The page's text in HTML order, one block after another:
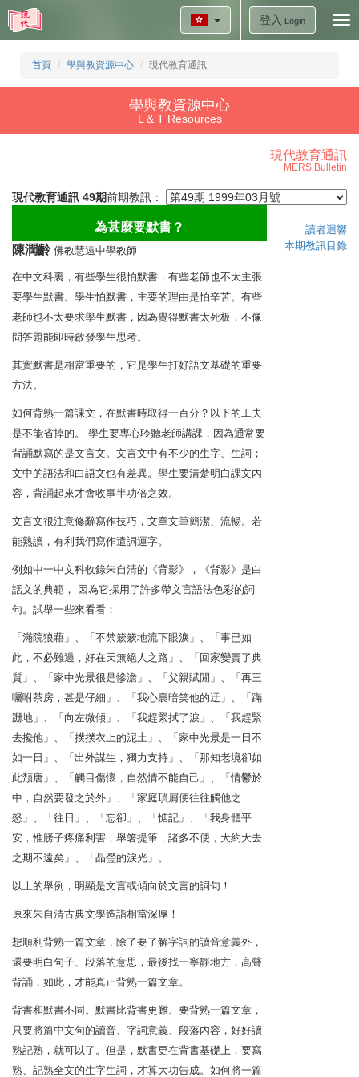
登入 Login
首頁 學與教資源中心 現代教育通訊
學與教資源中心
L & T Resources
現代教育通訊
MERS Bulletin
現代教育通訊 49期前期教訊：
為甚麼要默書？
陳潤齡 佛教慧遠中學教師
在中文科裏，有些學生很怕默書，有些老師也不太主張
要學生默書。學生怕默書，主要的理由是怕辛苦。有些
老師也不太要求學生默書，因為覺得默書太死板，不像
問答題能即時啟發學生思考。
其實默書是相當重要的，它是學生打好語文基礎的重要
方法。
如何背熟一篇課文，在默書時取得一百分？以下的工夫
是不能省掉的。 學生要專心聆聽老師講課，因為通常要
背誦默寫的是文言文。文言文中有不少的生字、生詞；
文中的語法和白語文也有差異。學生要清楚明白課文內
容，背誦起來才會收事半功倍之效。
文言文很注意修辭寫作技巧，文章文筆簡潔、流暢。若
能熟讀，有利我們寫作遣詞運字。
例如中一中文科收錄朱自清的《背影》，《背影》是白
話文的典範， 因為它採用了許多帶文言語法色彩的詞
句。試舉一些來看看：
「滿院狼藉」、「不禁簌簌地流下眼淚」、「事已如
此，不必難過，好在天無絕人之路」、「回家變賣了典
質」、「家中光景很是慘澹」、「父親賦閒」、「再三
囑咐茶房，甚是仔細」、「我心裏暗笑他的迂」、「蹣
跚地」、「向左微傾」、「我趕緊拭了淚」、「我趕緊
去攙他」、「撲撲衣上的泥土」、「家中光景是一日不
如一日」、「出外謀生，獨力支持」、「那知老境卻如
此頹唐」、「觸目傷懷，自然情不能自己」、「情鬱於
中，自然要發之於外」、「家庭瑣屑便往往觸他之
怒」、「往日」、「忘卻」、「惦記」、「我身體平
安，惟膀子疼痛利害，舉箸提筆，諸多不便，大約大去
之期不遠矣」、「晶瑩的淚光」。
以上的舉例，明顯是文言或傾向於文言的詞句！
原來朱自清古典文學造詣相當深厚！
想順利背熟一篇文章，除了要了解字詞的讀音意義外，
還要明白句子、段落的意思，最後找一寧靜地方，高聲
背誦，如此，才能真正背熟一篇文章。
背書和默書不同。默書比背書更難。要背熟一篇文章，
只要將篇中文句的讀音、字詞意義、段落內容，好好讀
熟記熟，就可以了。但是，默書更在背書基礎上，要寫
熟、記熟全文的生字生詞，才算大功告成。如何將一篇
讀者迴響
本期教訊目錄